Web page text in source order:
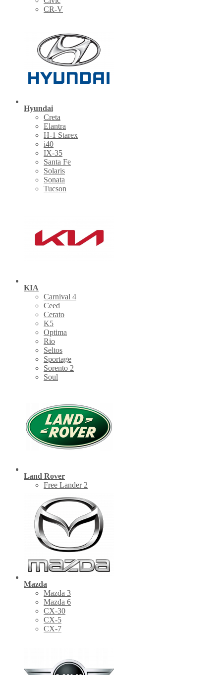
CR-V
Hyundai
Creta
Elantra
H-1 Starex
i40
IX-35
Santa Fe
Solaris
Sonata
Tucson
KIA
Carnival 4
Ceed
Cerato
K5
Optima
Rio
Seltos
Sportage
Sorento 2
Soul
Land Rover
Free Lander 2
Mazda
Mazda 3
Mazda 6
CX-30
СХ-5
CX-7